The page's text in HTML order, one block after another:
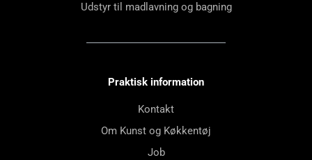
Udstyr til madlavning og bagning
Praktisk information
Kontakt
Om Kunst og Køkkentøj
Job